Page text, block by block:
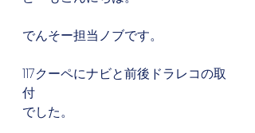
でんそー担当ノブです。
117クーペにナビと前後ドラレコの取
付
でした。